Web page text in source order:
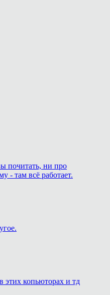
почитать, ни про
- там всё работает.
этих копьюторах и тд